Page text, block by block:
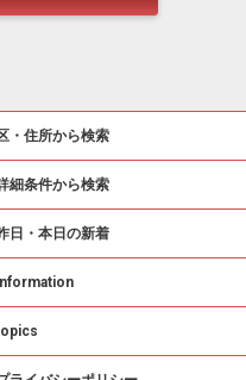
・住所から検索
細条件から検索
日・本日の新着